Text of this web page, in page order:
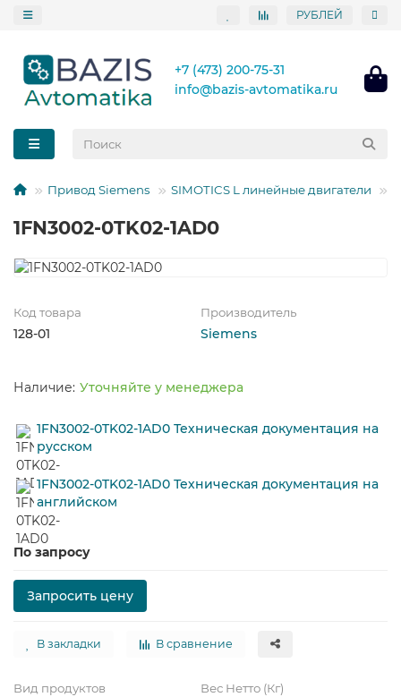
РУБЛЕЙ
+7 (473) 200-75-31
info@bazis-avtomatika.ru
Привод Siemens SIMOTICS L линейные двигатели
1FN3002-0TK02-1AD0
Код товара
128-01
Производитель
Siemens
Уточняйте у менеджера
1FN3002-0TK02-1AD0 Техническая документация на
русском
1FN3002-0TK02-1AD0 Техническая документация на
английском
По запросу
Запросить цену
В закладки В сравнение
Вид продуктов Вес Нетто (Кг)